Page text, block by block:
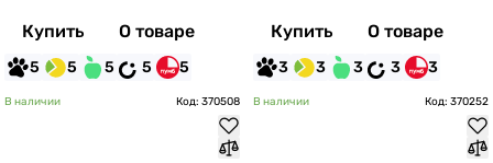
Купить О товаре
5 5 5 5 5
Купить О товаре
3 3 3 3 3
В наличии Код: 370508 В наличии Код: 370252